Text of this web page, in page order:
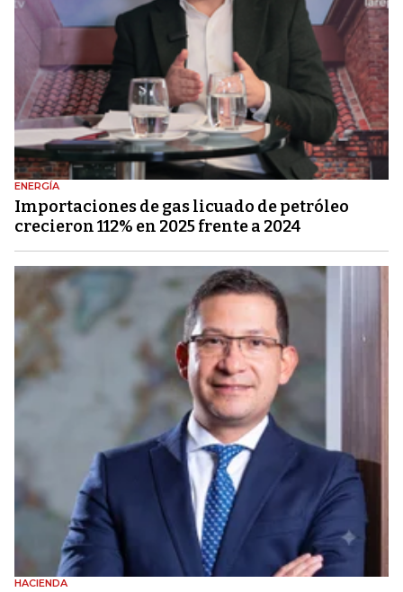
ENERGÍA
Importaciones de gas licuado de petróleo
crecieron 112% en 2025 frente a 2024
HACIENDA